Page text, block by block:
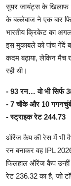
सुपर जायंट्स के खिलाफ
के बल्लेबाज ने एक बार
भारतीय क्रिकेट का
इस मुकाबले को पांच गेंदें
कदम बढ़ाया, लेकिन मैच
रही थी।
- 93 रन… वो भी सिर्फ
- 7 चौके और 10
- स्ट्राइक रेट 244.73
ऑरेंज कैप की रेस में भी
रन बनाकर वह IPL
फिलहाल ऑरेंज कैप उन्हीं
रेट 236.32 का है, जो